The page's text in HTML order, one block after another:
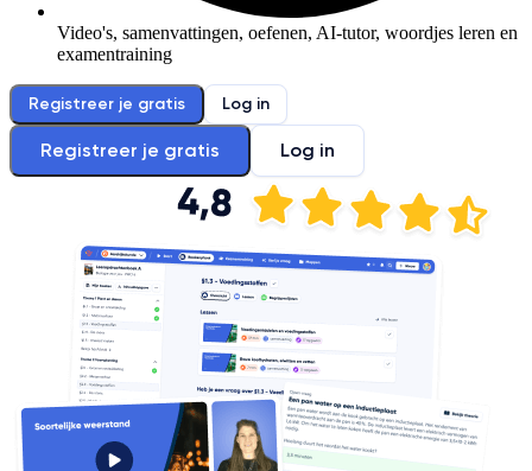
Video's, samenvattingen, oefenen, AI-tutor, woordjes leren en
examentraining
Registreer je gratis Log in
Registreer je gratis Log in